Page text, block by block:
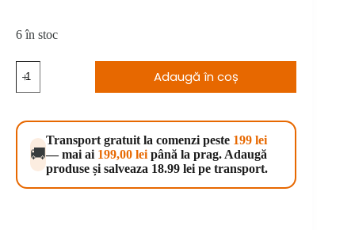
6 în stoc
Lily's
Kitchen
Duck,
Salmon
and
Venison
Wild
Woodland
Adaugă în coș
🚚
Transport gratuit la comenzi peste 199 lei
— mai ai 199,00 lei până la prag. Adaugă
produse și salveaza 18.99 lei pe transport.